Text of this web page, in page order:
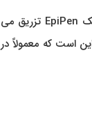
بنابراین، بیشتر این قلم‌ها فقط یک دوز را تجویز می‌کنند و شما روی قلم کلیک می‌کنید تا عمل شود. شما آن را مانند یک EpiPen تزریق می
است که معمولاً در